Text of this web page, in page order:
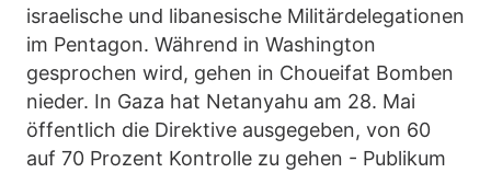
israelische und libanesische Militärdelegationen
im Pentagon. Während in Washington
gesprochen wird, gehen in Choueifat Bomben
nieder. In Gaza hat Netanyahu am 28. Mai
öffentlich die Direktive ausgegeben, von 60
auf 70 Prozent Kontrolle zu gehen - Publikum